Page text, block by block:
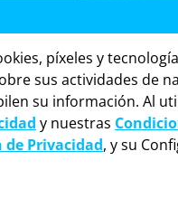
píxeles y
sus actividades de
su información. Al
y nuestras
de Privacidad, y su